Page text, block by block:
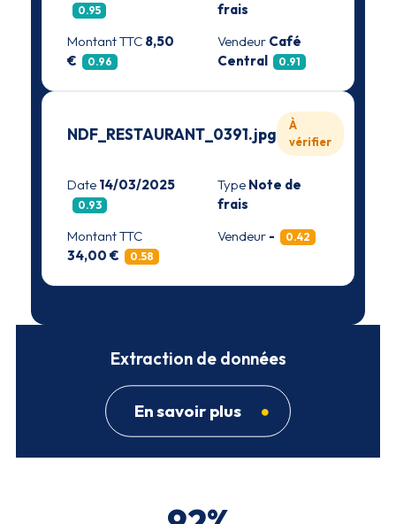
0.95
frais
Montant TTC 8,50
€
0.96
Vendeur Café
Central
0.91
NDF_RESTAURANT_0391.jpg
À
vérifier
Date 14/03/2025
0.93
Type Note de
frais
Montant TTC
34,00 €
0.58
Vendeur - 0.42
Extraction de données
En savoir plus